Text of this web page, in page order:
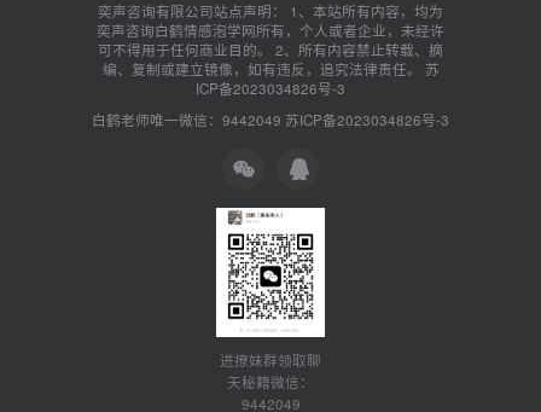
奕声咨询有限公司站点声明： 1、本站所有内容，均为
奕声咨询白鹤情感泡学网所有，个人或者企业，未经许
可不得用于任何商业目的。 2、所有内容禁止转载、摘
编、复制或建立镜像，如有违反，追究法律责任。 苏
ICP备2023034826号-3
白鹤老师唯一微信：9442049 苏ICP备2023034826号-3
进撩妹群领取聊
天秘籍微信：
9442049